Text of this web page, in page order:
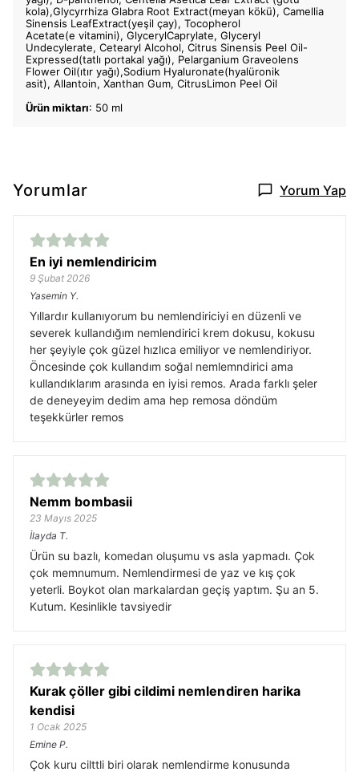
kola),Glycyrrhiza Glabra Root Extract(meyan kökü), Camellia
Sinensis LeafExtract(yeşil çay), Tocopherol
Acetate(e vitamini), GlycerylCaprylate, Glyceryl
Undecylerate, Cetearyl Alcohol, Citrus Sinensis Peel Oil-
Expressed(tatlı portakal yağı), Pelarganium Graveolens
Flower Oil(ıtır yağı),Sodium Hyaluronate(hyalüronik
asit), Allantoin, Xanthan Gum, CitrusLimon Peel Oil
Ürün miktarı: 50 ml
Yorumlar Yorum Yap
En iyi nemlendiricim
9 Şubat 2026
Yasemin Y.
Yıllardır kullanıyorum bu nemlendiriciyi en düzenli ve
severek kullandığım nemlendirici krem dokusu, kokusu
her şeyiyle çok güzel hızlıca emiliyor ve nemlendiriyor.
Öncesinde çok kullandım soğal nemlemndirici ama
kullandıklarım arasında en iyisi remos. Arada farklı şeler
de deneyeyim dedim ama hep remosa döndüm
teşekkürler remos
Nemm bombasii
23 Mayıs 2025
İlayda T.
Ürün su bazlı, komedan oluşumu vs asla yapmadı. Çok
çok memnumum. Nemlendirmesi de yaz ve kış çok
yeterli. Boykot olan markalardan geçiş yaptım. Şu an 5.
Kutum. Kesinlikle tavsiyedir
Kurak çöller gibi cildimi nemlendiren harika
kendisi
1 Ocak 2025
Emine P.
Çok kuru cilttli biri olarak nemlendirme konusunda